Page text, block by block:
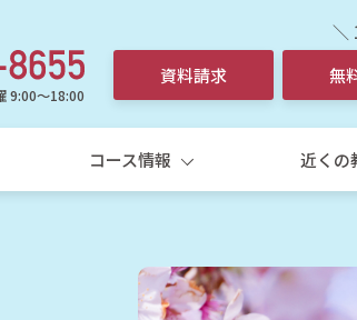
9:00～18:00
＼
資料請求
無
コース情報 近くの